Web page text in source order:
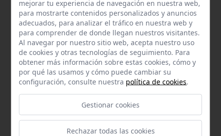
Formato:
Bolsa 100 Gr
Peso:
0.1 kg
Opción Nutricional:
Alimento dietético, Alimento
completo
Sabor Principal:
Pollo
Necesidades Específicas: Control de peso, Diabetes,
Cuidados especiales
mejorar tu experiencia de navegación en nuestra web,
para mostrarte contenidos personalizados y anuncios
adecuados, para analizar el tráfico en nuestra web y
para comprender de donde llegan nuestros visitantes.
Al navegar por nuestro sitio web, acepta nuestro uso
de cookies y otras tecnologías de seguimiento. Para
obtener más información sobre estas cookies, cómo y
por qué las usamos y cómo puede cambiar su
configuración, consulte nuestra política de cookies.
Gestionar cookies
Rechazar todas las cookies